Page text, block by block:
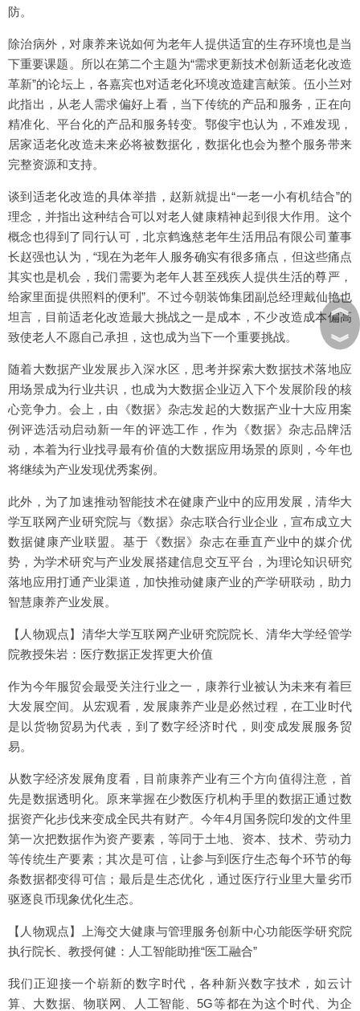
防。
除治病外，对康养来说如何为老年人提供适宜的生存环境也是当
下重要课题。所以在第二个主题为“需求更新技术创新适老化改造
革新”的论坛上，各嘉宾也对适老化环境改造建言献策。伍小兰对
此指出，从老人需求偏好上看，当下传统的产品和服务，正在向
精准化、平台化的产品和服务转变。鄂俊宇也认为，不难发现，
居家适老化改造未来必将被数据化，数据化也会为整个服务带来
完整资源和支持。
谈到适老化改造的具体举措，赵新就提出“一老一小有机结合”的
理念，并指出这种结合可以对老人健康精神起到很大作用。这个
概念也得到了同行认可，北京鹤逸慈老年生活用品有限公司董事
长赵强也认为，“现在为老年人服务确实有很多痛点，但这些痛点
其实也是机会，我们需要为老年人甚至残疾人提供生活的尊严，
给家里面提供照料的便利”。不过今朝装饰集团副总经理戴仙艳也
坦言，目前适老化改造最大挑战之一是成本，不少改造成本偏高
致使老人不愿自己承担，这也成为当下一个重要挑战。
随着大数据产业发展步入深水区，思考并探索大数据技术落地应
用场景成为行业共识，也成为大数据企业迈入下个发展阶段的核
心竞争力。会上，由《数据》杂志发起的大数据产业十大应用案
例评选活动启动新一年的评选工作，作为《数据》杂志品牌活
动，本着为行业找寻最有价值的大数据应用场景的原则，今年也
将继续为产业发现优秀案例。
此外，为了加速推动智能技术在健康产业中的应用发展，清华大
学互联网产业研究院与《数据》杂志联合行业企业，宣布成立大
数据健康产业联盟。基于《数据》杂志在垂直产业中的媒介优
势，为学术研究与产业发展搭建信息交互平台，为理论知识研究
落地应用打通产业渠道，加快推动健康产业的产学研联动，助力
智慧康养产业发展。
【人物观点】清华大学互联网产业研究院院长、清华大学经管学
院教授朱岩：医疗数据正发挥更大价值
作为今年服贸会最受关注行业之一，康养行业被认为未来有着巨
大发展空间。从宏观看，发展康养产业是必然过程，在工业时代
是以货物贸易为代表，到了数字经济时代，则变成发展服务贸
易。
从数字经济发展角度看，目前康养产业有三个方向值得注意，首
先是数据透明化。原来掌握在少数医疗机构手里的数据正通过数
据资产化步伐来变成全民共有财产。今年4月国务院印发的文件里
第一次把数据作为资产要素，等同于土地、资本、技术、劳动力
等传统生产要素；其次是可信，让参与到医疗生态每个环节的每
条数据都变得可信；最后是生态优化，通过医疗行业里大量劣币
驱逐良币现象优化生态。
【人物观点】上海交大健康与管理服务创新中心功能医学研究院
执行院长、教授何健：人工智能助推“医工融合”
我们正迎接一个崭新的数字时代，各种新兴数字技术，如云计
算、大数据、物联网、人工智能、5G等都在为这个时代、为企
︽
︾